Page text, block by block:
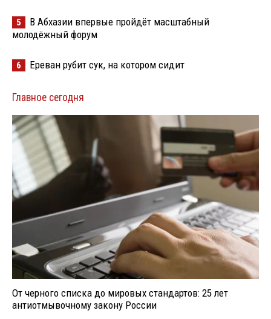
5
В Абхазии впервые пройдёт масштабный
молодёжный форум
6 Ереван рубит сук, на котором сидит
Главное сегодня
От черного списка до мировых стандартов: 25 лет
антиотмывочному закону России